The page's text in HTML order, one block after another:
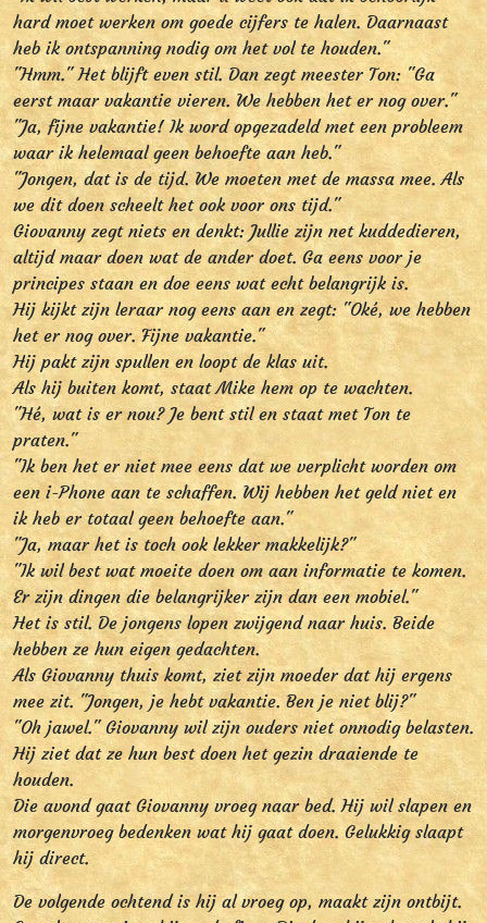
hard moet werken om goede cijfers te halen. Daarnaast
heb ik ontspanning nodig om het vol te houden."
"Hmm." Het blijft even stil. Dan zegt meester Ton: "Ga
eerst maar vakantie vieren. We hebben het er nog over."
"Ja, fijne vakantie! Ik word opgezadeld met een probleem
waar ik helemaal geen behoefte aan heb."
"Jongen, dat is de tijd. We moeten met de massa mee. Als
we dit doen scheelt het ook voor ons tijd."
Giovanny zegt niets en denkt: Jullie zijn net kuddedieren,
altijd maar doen wat de ander doet. Ga eens voor je
principes staan en doe eens wat echt belangrijk is.
Hij kijkt zijn leraar nog eens aan en zegt: "Oké, we hebben
het er nog over. Fijne vakantie."
Hij pakt zijn spullen en loopt de klas uit.
Als hij buiten komt, staat Mike hem op te wachten.
"Hé, wat is er nou? Je bent stil en staat met Ton te
praten."
"Ik ben het er niet mee eens dat we verplicht worden om
een i-Phone aan te schaffen. Wij hebben het geld niet en
ik heb er totaal geen behoefte aan."
"Ja, maar het is toch ook lekker makkelijk?"
"Ik wil best wat moeite doen om aan informatie te komen.
Er zijn dingen die belangrijker zijn dan een mobiel."
Het is stil. De jongens lopen zwijgend naar huis. Beide
hebben ze hun eigen gedachten.
Als Giovanny thuis komt, ziet zijn moeder dat hij ergens
mee zit. "Jongen, je hebt vakantie. Ben je niet blij?"
"Oh jawel." Giovanny wil zijn ouders niet onnodig belasten.
Hij ziet dat ze hun best doen het gezin draaiende te
houden.
Die avond gaat Giovanny vroeg naar bed. Hij wil slapen en
morgenvroeg bedenken wat hij gaat doen. Gelukkig slaapt
hij direct.
De volgende ochtend is hij al vroeg op, maakt zijn ontbijt.